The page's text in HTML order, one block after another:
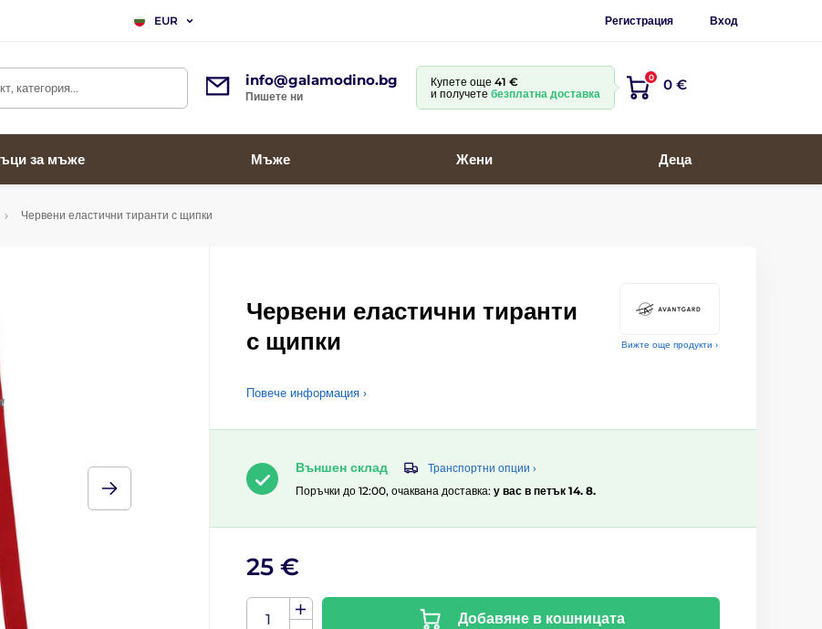
EUR Регистрация Вход
категория... info@galamodino.bg
Пишете ни
Купете още 41 €
и получете безплатна доставка
0 0 €
за мъже Мъже Жени Деца
Червени еластични тиранти с щипки
Вижте още продукти ›
Червени еластични тиранти
с щипки
Повече информация ›
Външен склад
Транспортни опции ›
Поръчки до 12:00, очаквана доставка: у вас в петък 14. 8.
25 €
Добавяне в кошницата